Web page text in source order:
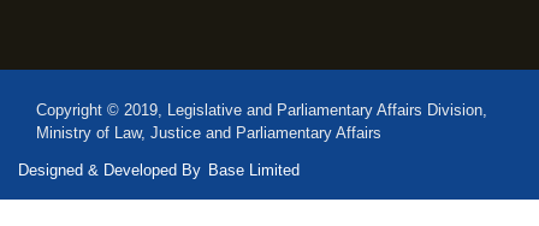
Copyright © 2019, Legislative and Parliamentary Affairs Division,
Ministry of Law, Justice and Parliamentary Affairs
Designed & Developed By Base Limited